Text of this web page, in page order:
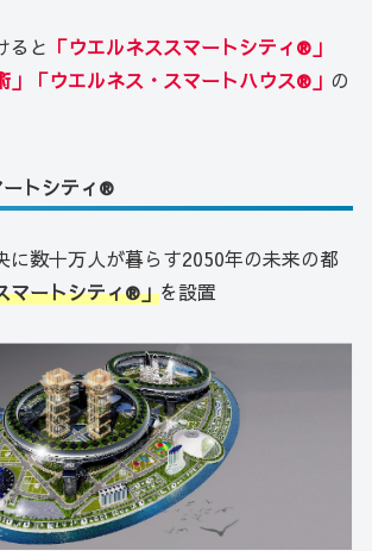
ると 「ウエルネススマートシティ®」
」「ウエルネス・スマートハウス®」 の
ートシティ®
に数十万人が暮らす2050年の未来の都
マートシティ®」を設置